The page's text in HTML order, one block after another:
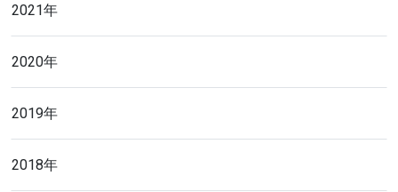
2021年
2020年
2019年
2018年